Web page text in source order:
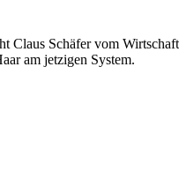
Claus Schäfer vom
am jetzigen System.